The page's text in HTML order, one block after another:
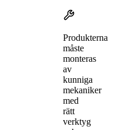
Produkterna
måste
monteras
av
kunniga
mekaniker
med
rätt
verktyg